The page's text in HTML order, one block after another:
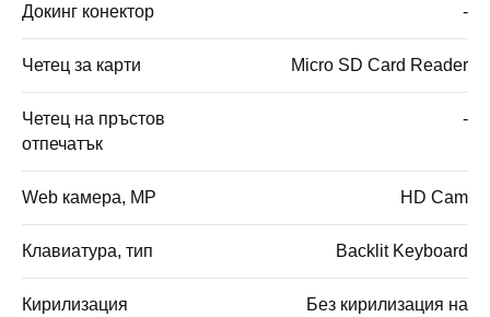
Докинг конектор -
Четец за карти Micro SD Card Reader
Четец на пръстов
отпечатък
-
Web камера, MP HD Cam
Клавиатура, тип Backlit Keyboard
Кирилизация
Без кирилизация на